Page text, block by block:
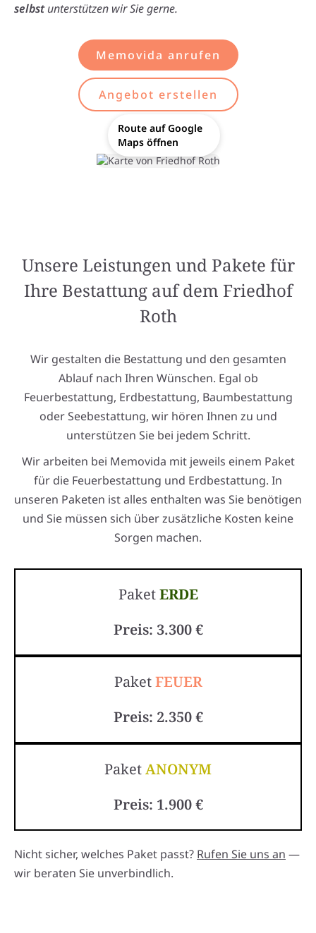
selbstunterstützen wir Sie gerne.
Memovida anrufen
Angebot erstellen
Route auf Google
Maps öffnen
Unsere Leistungen und Pakete für
Ihre Bestattung auf dem Friedhof
Roth
Wir gestalten die Bestattung und den gesamten
Ablauf nach Ihren Wünschen. Egal ob
Feuerbestattung, Erdbestattung, Baumbestattung
oder Seebestattung, wir hören Ihnen zu und
unterstützen Sie bei jedem Schritt.
Wir arbeiten bei Memovida mit jeweils einem Paket
für die Feuerbestattung und Erdbestattung. In
unseren Paketen ist alles enthalten was Sie benötigen
und Sie müssen sich über zusätzliche Kosten keine
Sorgen machen.
PaketERDE
Preis: 3.300 €
PaketFEUER
Preis: 2.350 €
PaketANONYM
Preis: 1.900 €
Nicht sicher, welches Paket passt? Rufen Sie uns an —
wir beraten Sie unverbindlich.